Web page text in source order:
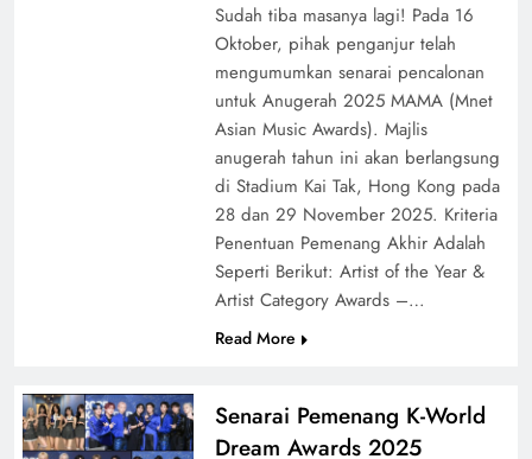
Sudah tiba masanya lagi! Pada 16
Oktober, pihak penganjur telah
mengumumkan senarai pencalonan
untuk Anugerah 2025 MAMA (Mnet
Asian Music Awards). Majlis
anugerah tahun ini akan berlangsung
di Stadium Kai Tak, Hong Kong pada
28 dan 29 November 2025. Kriteria
Penentuan Pemenang Akhir Adalah
Seperti Berikut: Artist of the Year &
Artist Category Awards –…
Read More
Senarai Pemenang K-World
Dream Awards 2025